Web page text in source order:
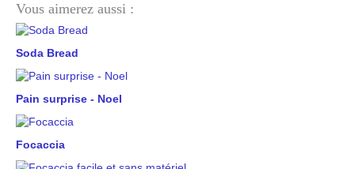
Vous aimerez aussi :
Soda Bread
Pain surprise - Noel
Focaccia